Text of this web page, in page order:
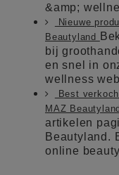
&amp;
Nieuwe
Beautyland
bij
en snel in
wellness
Best
MAZ Beautyland
artikelen
Beautyland.
online